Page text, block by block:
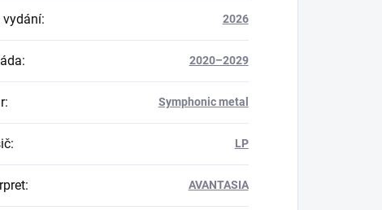
vydání: 2026
: 2020–2029
: Symphonic metal
: LP
: AVANTASIA